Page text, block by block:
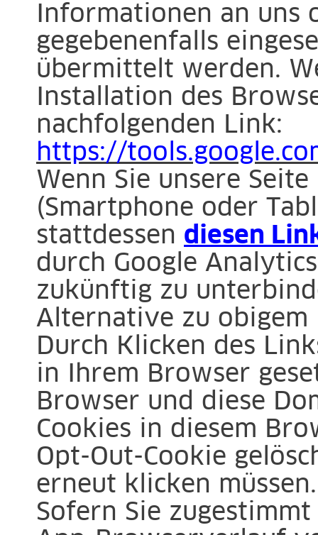
Informationen an uns
gegebenenfalls
übermittelt werden.
Installation des
nachfolgenden Link:
https://
Wenn Sie unsere
(Smartphone oder
stattdessen diesen
durch Google
zukünftig zu
Alternative zu obigem
Durch Klicken des
in Ihrem Browser
Browser und diese
Cookies in diesem
Opt-Out-Cookie
erneut klicken müssen.
Sofern Sie